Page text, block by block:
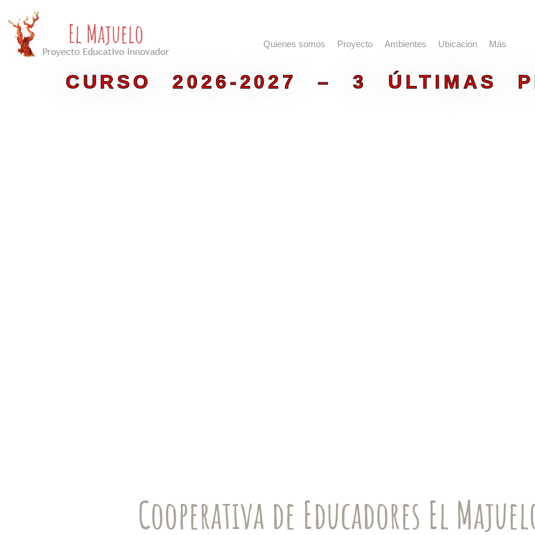
contenido
Quienes somos Proyecto Ambientes Ubicación Más
CURSO 2026-2027 – 3 ÚLTIMAS
Cooperativa de Educadores El